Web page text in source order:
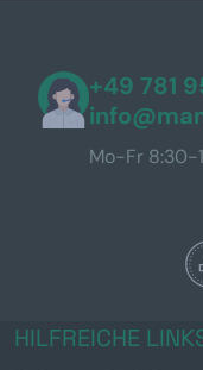
+49 781
Mo-Fr 8:30-
HILFREICHE